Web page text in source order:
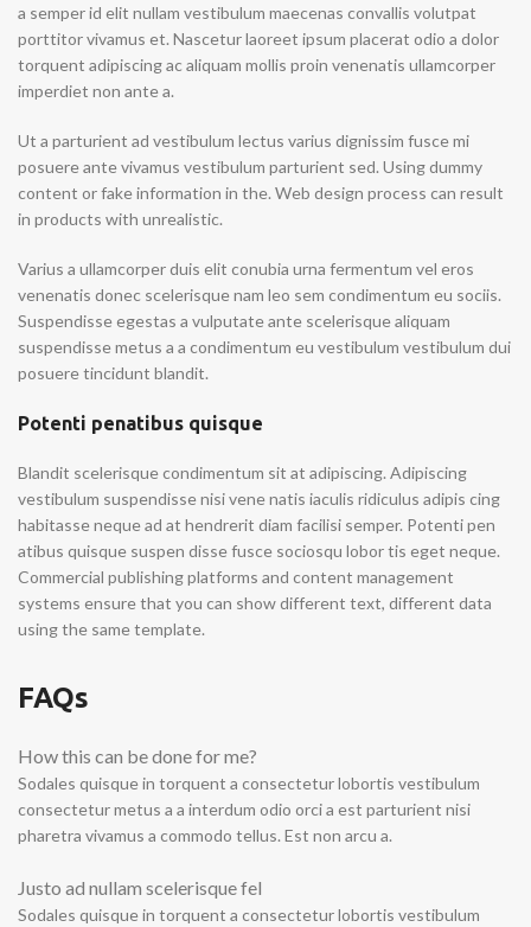
a semper id elit nullam vestibulum maecenas convallis volutpat
porttitor vivamus et. Nascetur laoreet ipsum placerat odio a dolor
torquent adipiscing ac aliquam mollis proin venenatis ullamcorper
imperdiet non ante a.
Ut a parturient ad vestibulum lectus varius dignissim fusce mi
posuere ante vivamus vestibulum parturient sed. Using dummy
content or fake information in the. Web design process can result
in products with unrealistic.
Varius a ullamcorper duis elit conubia urna fermentum vel eros
venenatis donec scelerisque nam leo sem condimentum eu sociis.
Suspendisse egestas a vulputate ante scelerisque aliquam
suspendisse metus a a condimentum eu vestibulum vestibulum dui
posuere tincidunt blandit.
Potenti penatibus quisque
Blandit scelerisque condimentum sit at adipiscing. Adipiscing
vestibulum suspendisse nisi vene natis iaculis ridiculus adipis cing
habitasse neque ad at hendrerit diam facilisi semper. Potenti pen
atibus quisque suspen disse fusce sociosqu lobor tis eget neque.
Commercial publishing platforms and content management
systems ensure that you can show different text, different data
using the same template.
FAQs
How this can be done for me?
Sodales quisque in torquent a consectetur lobortis vestibulum
consectetur metus a a interdum odio orci a est parturient nisi
pharetra vivamus a commodo tellus. Est non arcu a.
Justo ad nullam scelerisque fel
Sodales quisque in torquent a consectetur lobortis vestibulum